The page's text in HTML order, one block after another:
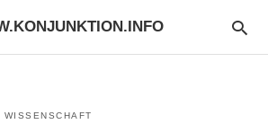
WISSENSCHAFT